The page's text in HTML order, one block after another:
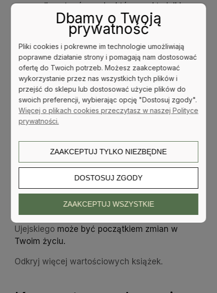
przypadku – to równanie, którego składniki są
Czy jesteś gotowy, aby poznać je i wreszcie
zrozumieć, dlaczego niektórym się udaje, a inni
wciąż stoją w miejscu?
"Matematyczny wzór na sukces" to książka
tych, którzy chcą się wyrwać z rutyny, wziąć
stery w swoje ręce i zacząć działać świadomie.
Zamiast liczyć na szczęście, dowiedz się, jak
wykorzystać konkretne narzędzia i strategie,
które sprawią, że Twoje cele staną się
rzeczywistością.
działać?
"Matematyczny wzór na sukces" Marcina
Ujejskiego może być początkiem zmian w
Twoim życiu.
Odkryj więcej wartościowych książek.
Dbamy o Twoją
prywatność
Pliki cookies i pokrewne im technologie umożliwiają
poprawne działanie strony i pomagają nam dostosować
ofertę do Twoich potrzeb. Możesz zaakceptować
wykorzystanie przez nas wszystkich tych plików i
przejść do sklepu lub dostosować użycie plików do
swoich preferencji, wybierając opcję "Dostosuj zgody".
Więcej o plikach cookies przeczytasz w naszej Polityce
prywatności.
ZAAKCEPTUJ TYLKO NIEZBĘDNE
DOSTOSUJ ZGODY
ZAAKCEPTUJ WSZYSTKIE